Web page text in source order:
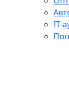
IT-